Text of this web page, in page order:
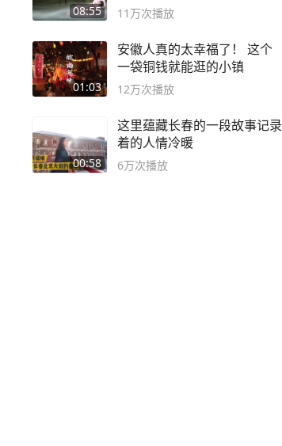
08:55 11万次播放
01:03
安徽人真的太幸福了！ 这个
一袋铜钱就能逛的小镇
12万次播放
00:58
这里蕴藏长春的一段故事记录
着的人情冷暖
6万次播放